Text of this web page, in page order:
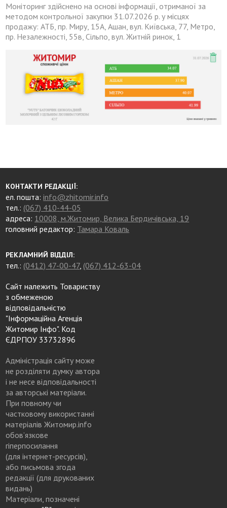
Моніторинг здійснено на основі інформації, отриманої за
методом контрольної закупки 31.07.2026 р. у місцях
продажу: АТБ, пр. Миру, 15А, Ашан, вул. Київська, 77, Метро,
пр. Незалежності, 55в, Сільпо, вул. Житній ринок, 1
КОНТАКТИ РЕДАКЦІЇ:
ел. пошта:info@zhitomir.info
тел.: (067) 410-44-05
адреса: 10008, м.Житомир, Велика Бердичівська, 19
головний редактор: Тамара Коваль
РЕКЛАМНИЙ ВІДДІЛ:
тел.: (0412) 47-00-47, (067) 412-63-04
Сайт належить Товариству
з обмеженою
відповідальністю
"Інформаційна Агенція
Житомир Інфо". Код
ЄДРПОУ 33732896
Адміністрація сайту може
не розділяти думку автора
і не несе відповідальності
за авторські матеріали.
При повному чи
частковому використанні
матеріалів Житомир.info
обов’язкове
гіперпосилання
(для інтернет-ресурсів),
або письмова згода
редакції (для друкованих
видань)
Матеріали, позначені